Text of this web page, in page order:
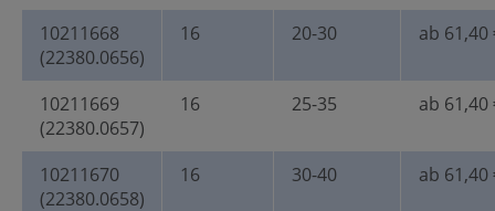
10211668
(22380.0656)
16 20-30 ab 61,40
10211669
(22380.0657)
16 25-35 ab 61,40
10211670
(22380.0658)
16 30-40 ab 61,40